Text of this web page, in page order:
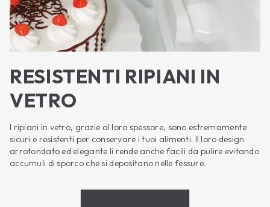
RESISTENTI RIPIANI IN
VETRO
I ripiani in vetro, grazie al loro spessore, sono estremamente
sicuri e resistenti per conservare i tuoi alimenti. Il loro design
arrotondato ed elegante li rende anche facili da pulire evitando
accumuli di sporco che si depositano nelle fessure.